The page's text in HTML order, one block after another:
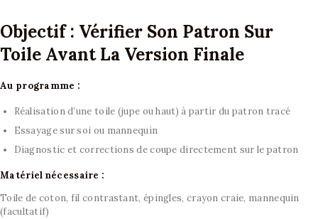
Objectif : Vérifier Son Patron Sur
Toile Avant La Version Finale
Au programme :
Réalisation d’une toile (jupe ou haut) à partir du patron tracé
Essayage sur soi ou mannequin
Diagnostic et corrections de coupe directement sur le patron
Matériel nécessaire :
Toile de coton, fil contrastant, épingles, crayon craie, mannequin
(facultatif)